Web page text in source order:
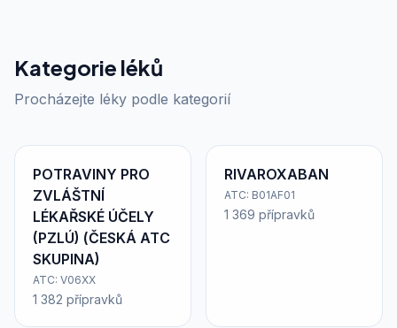
Kategorie léků
Procházejte léky podle kategorií
POTRAVINY PRO
ZVLÁŠTNÍ
LÉKAŘSKÉ ÚČELY
(PZLÚ) (ČESKÁ ATC
SKUPINA)
ATC: V06XX
1 382 přípravků
RIVAROXABAN
ATC: B01AF01
1 369 přípravků